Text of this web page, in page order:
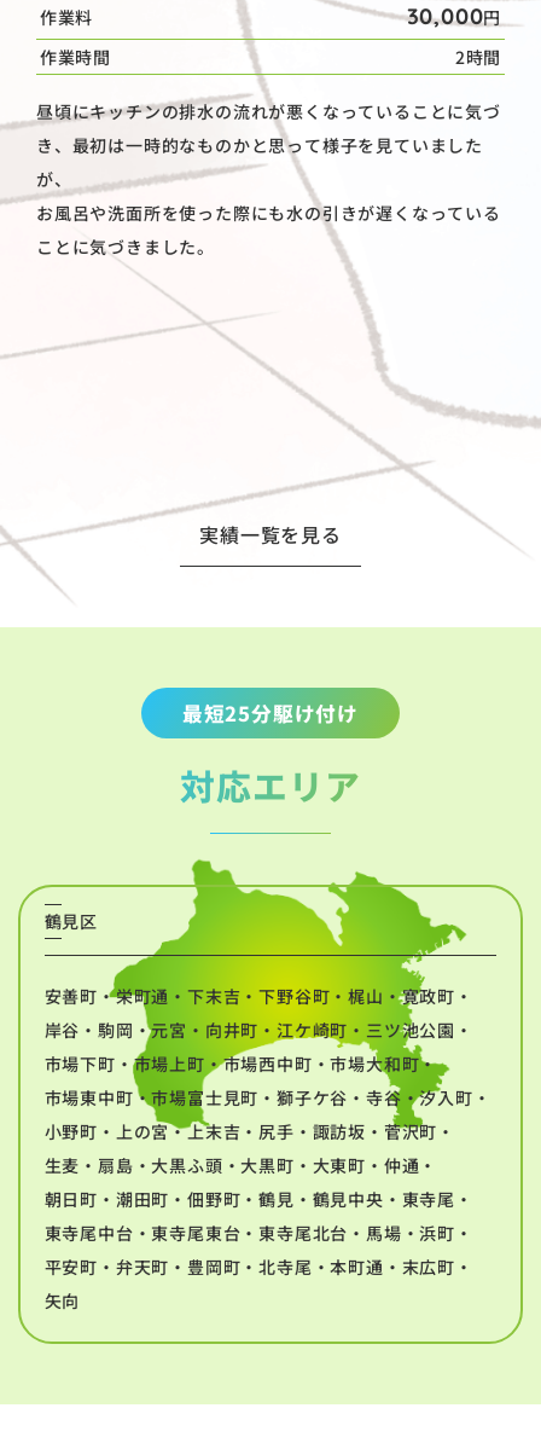
作業料
30,000円
作業時間
2時間
昼頃にキッチンの排水の流れが悪くなっていることに気づ
き、最初は一時的なものかと思って様子を見ていました
が、
お風呂や洗面所を使った際にも水の引きが遅くなっている
ことに気づきました。
実績一覧を見る
最短25分駆け付け
対応エリア
鶴見区
安善町・栄町通・下末吉・下野谷町・梶山・寛政町・
岸谷・駒岡・元宮・向井町・江ケ崎町・三ツ池公園・
市場下町・市場上町・市場西中町・市場大和町・
市場東中町・市場富士見町・獅子ケ谷・寺谷・汐入町・
小野町・上の宮・上末吉・尻手・諏訪坂・菅沢町・
生麦・扇島・大黒ふ頭・大黒町・大東町・仲通・
朝日町・潮田町・佃野町・鶴見・鶴見中央・東寺尾・
東寺尾中台・東寺尾東台・東寺尾北台・馬場・浜町・
平安町・弁天町・豊岡町・北寺尾・本町通・末広町・
矢向